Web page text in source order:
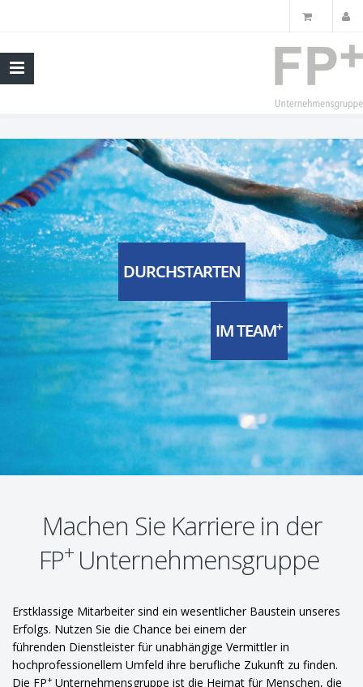
DURCHSTARTEN
IM TEAM+
Machen Sie Karriere in der
FP+ Unternehmensgruppe
Erstklassige Mitarbeiter sind ein wesentlicher Baustein unseres
Erfolgs. Nutzen Sie die Chance bei einem der
führenden Dienstleister für unabhängige Vermittler in
hochprofessionellem Umfeld ihre berufliche Zukunft zu finden.
Die FP+ Unternehmensgruppe ist die Heimat für Menschen, die